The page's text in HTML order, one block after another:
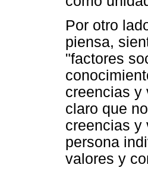
Por otro
piensa,
"factores
creencias y
claro que
creencias y
persona
valores y